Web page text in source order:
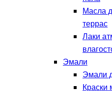
Масла
террас
Лаки
Эмали
Эмали
Краски